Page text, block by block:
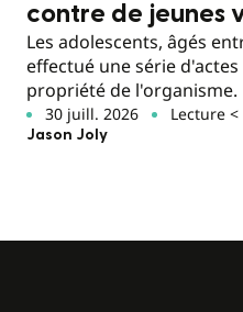
contre de jeunes
Les adolescents, âgés
effectué une série
propriété de l'organisme.
30 juill. 2026 Lecture
Jason Joly